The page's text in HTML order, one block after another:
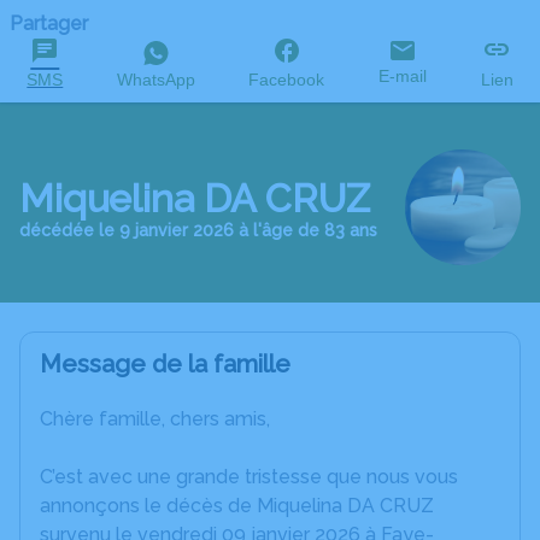
Partager
SMS WhatsApp Facebook E-mail Lien
Miquelina DA CRUZ
décédée le 9 janvier 2026 à l'âge de 83 ans
Message de la famille
Chère famille, chers amis,
C’est avec une grande tristesse que nous vous
annonçons le décès de Miquelina DA CRUZ
survenu le vendredi 09 janvier 2026 à Faye-